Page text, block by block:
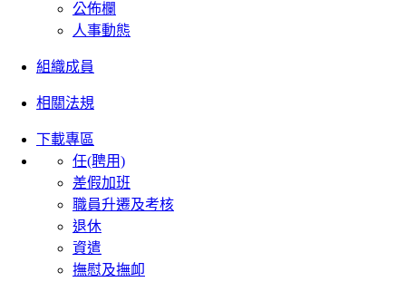
公佈欄
人事動態
組織成員
相關法規
下載專區
任(聘用)
差假加班
職員升遷及考核
退休
資遣
撫慰及撫卹